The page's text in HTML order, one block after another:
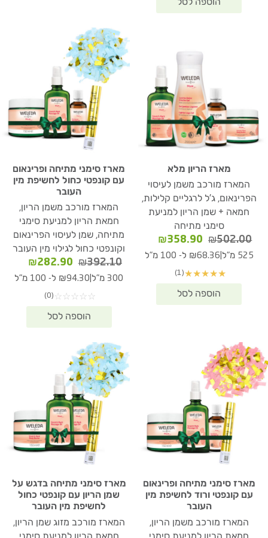
מארז הריון מלא
המארז מורכב משמן לעיסוי
הפרינאום, ג'ל לרגליים קלילות,
חמאה + שמן הריון למניעת
סימני מתיחה
₪502.00
המחיר
המקורי
₪502.00.
₪358.90
המחיר
הנוכחי
₪358.90.
525 מ"ל ₪68.36 ל- 100 מ"ל
★
★
★
★
★
(1)
מארז סימני מתיחה ופרינאום
עם קונפטי כחול לחשיפת מין
העובר
המארז מורכב משמן הריון,
חמאת הריון למניעת סימני
מתיחה, שמן לעיסוי הפרינאום
וקונפטי כחול לגילוי מין העובר
₪392.10
המחיר
המקורי
₪392.10.
₪282.90
הנוכחי
300 מ"ל ₪94.30 ל- 100 מ"ל
☆
☆
☆
☆
☆
(0)
מארז סימני מתיחה ופרינאום
עם קונפטי ורוד לחשיפת מין
העובר
המארז מורכב משמן הריון,
מארז סימני מתיחה בדגש על
שמן הריון עם קונפטי כחול
לחשיפת מין העובר
המארז מורכב מזוג שמן הריון,